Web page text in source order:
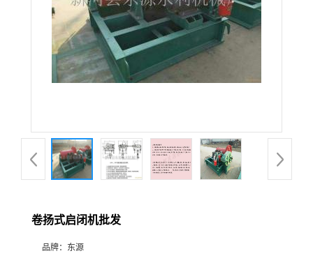
卷扬式启闭机批发
品牌： 东源